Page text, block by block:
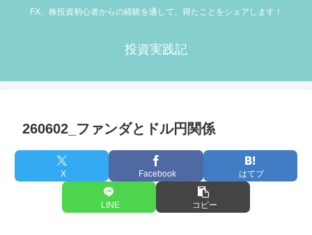
FX、株投資初心者からの経験を通して、得たことをシェアします！
投資実践記
260602_ファンダとドル円関係
X Facebook はてブ
LINE コピー